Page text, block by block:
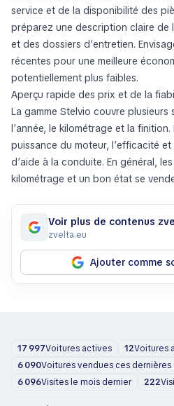
service et de la disponibilité des
préparez une description claire de
et des dossiers d’entretien.
récentes pour une meilleure
potentiellement plus faibles.
Aperçu rapide des prix et de la
La gamme Stelvio couvre plusieurs
l’année, le kilométrage et la
puissance du moteur, l’efficacité
d’aide à la conduite. En général,
kilométrage et un bon état se
zvelta.eu
Ajouter comme
17 997Voitures actives 12Voitures
6 090Voitures vendues ces dernières
6 096Visites le mois dernier 222